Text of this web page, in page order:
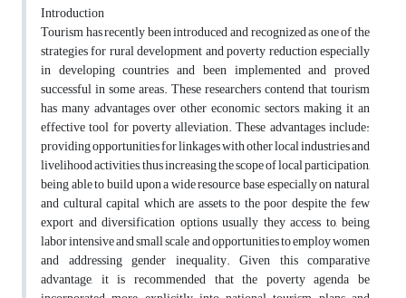
Introduction
Tourism has recently been introduced and recognized as one of the
strategies for rural development and poverty reduction especially
in developing countries and been implemented and proved
successful in some areas. These researchers contend that tourism
has many advantages over other economic sectors, making it an
effective tool for poverty alleviation. These advantages include:
providing opportunities for linkages with other local industries and
livelihood activities, thus increasing the scope of local participation,
being able to build upon a wide resource base especially on natural
and cultural capital which are assets to the poor despite the few
export and diversification options usually they access to, being
labor intensive and small scale and opportunities to employ women
and addressing gender inequality. Given this comparative
advantage, it is recommended that the poverty agenda be